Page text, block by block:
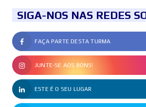
SIGA-NOS NAS REDES
FAÇA PARTE DESTA TURMA
JUNTE-SE AOS BONS!
ESTE É O SEU LUGAR